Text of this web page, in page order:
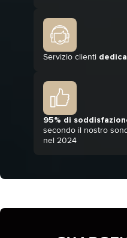
Servizio clienti
95% di
secondo il nostro
nel 2024